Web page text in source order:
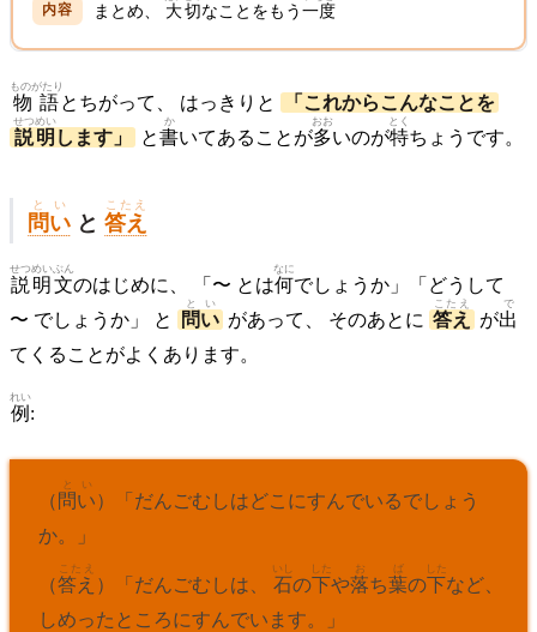
まとめ、 大切 なことをもう一度
物語
ものがたり
とちがって、 はっきりと
「これからこんなことを
説明
せつめい
します」 と書
か
いてあることが多
おお
いのが特
とく
ちょうです。
問い
とい
と 答え
こたえ
説明
せつめい
文
ぶん
のはじめに、 「〜 とは何
なに
でしょうか」「どうして
〜 でしょうか」 と
問い
とい
があって、 そのあとに 答え
こたえ
が出
で
てくることがよくあります。
例
れい
:
（ 問い
とい
）「だんごむしはどこにすんでいるでしょう
か。」
（答え
こたえ
）「だんごむしは、 石
いし
の下
した
や落
お
ち葉
ば
の下
した
など、
しめったところにすんでいます。」